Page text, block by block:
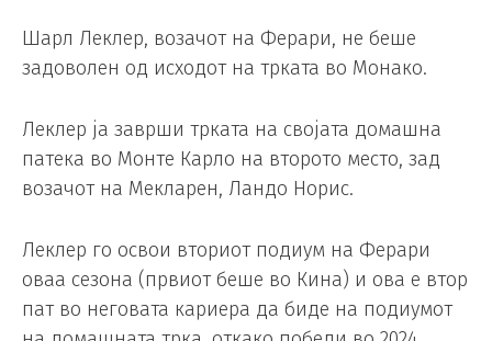
Шарл Леклер, возачот на Ферари, не беше
задоволен од исходот на трката во Монако.
Леклер ја заврши трката на својата домашна
патека во Монте Карло на второто место, зад
возачот на Мекларен, Ландо Норис.
Леклер го освои вториот подиум на Ферари
оваа сезона (првиот беше во Кина) и ова е втор
пат во неговата кариера да биде на подиумот